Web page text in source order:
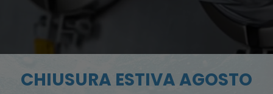
CHIUSURA ESTIVA AGOSTO